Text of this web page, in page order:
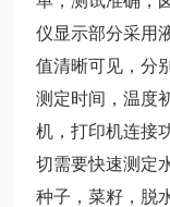
仪显示部分采用
值清晰可见，分
测定时间，温度
机，打印机连接
切需要快速测定
种子，菜籽，脱